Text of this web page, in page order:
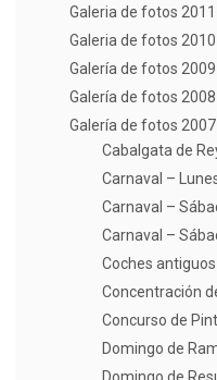
Galeria de fotos 2011
Galeria de fotos 2010
Galería de fotos 2009
Galería de fotos 2008
Galería de fotos 2007
Cabalgata de
Carnaval –
Carnaval –
Carnaval –
Coches antiguos
Concentración
Concurso de
Domingo de